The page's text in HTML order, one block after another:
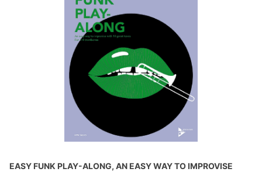
EASY FUNK PLAY-ALONG, AN EASY WAY TO IMPROVISE